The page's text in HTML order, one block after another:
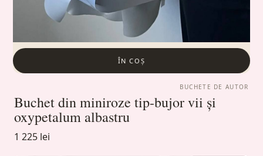
ÎN COȘ
BUCHETE DE AUTOR
Buchet din miniroze tip-bujor vii și
oxypetalum albastru
1 225 lei